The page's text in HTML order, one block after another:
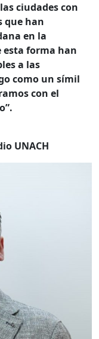
ciudades con
que han
en la
esta forma han
a las
como un símil
con el
UNACH